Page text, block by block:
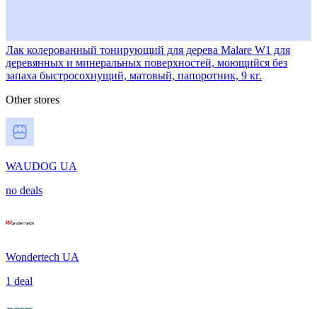
Лак колерованный тонирующий для дерева Malare W1 для
деревянных и минеральных поверхностей, моющийся без
запаха быстросохнущий, матовый, папоротник, 9 кг.
Other stores
WAUDOG UA
no deals
Wondertech UA
1 deal